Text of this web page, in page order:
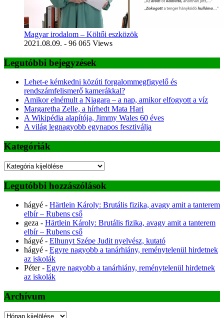
Magyar irodalom – Költői eszközök
2021.08.09. - 96 065 Views
Legutóbbi bejegyzések
Lehet-e kémkedni közúti forgalommegfigyelő és
rendszámfelismerő kamerákkal?
Amikor elnémult a Niagara – a nap, amikor elfogyott a víz
Margaretha Zelle, a hírhedt Mata Hari
A Wikipédia alapítója, Jimmy Wales 60 éves
A világ legnagyobb egynapos fesztiválja
Kategóriák
Kategóriák
Legutóbbi hozzászólások
hágyé - Härtlein Károly: Brutális fizika, avagy amit a tanterem
elbír – Rubens cső
geza - Härtlein Károly: Brutális fizika, avagy amit a tanterem
elbír – Rubens cső
hágyé - Elhunyt Szépe Judit nyelvész, kutató
hágyé - Egyre nagyobb a tanárhiány, reménytelenül hirdetnek
az iskolák
Péter- Egyre nagyobb a tanárhiány, reménytelenül hirdetnek
az iskolák
Archívum
Archívum